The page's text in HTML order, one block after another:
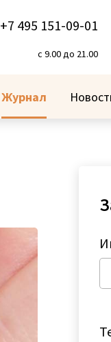
+7 495 151-09-01
с 9.00 до 21.00
Журнал